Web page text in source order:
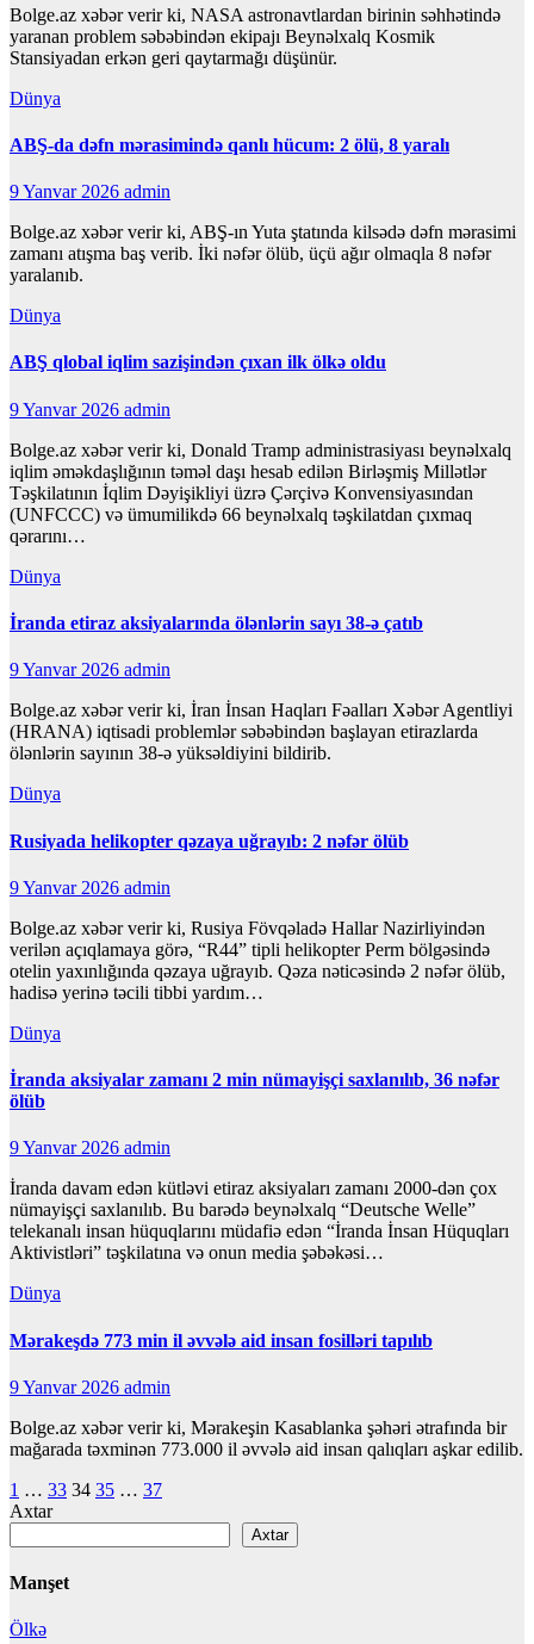
Bolge.az xəbər verir ki, NASA astronavtlardan birinin səhhətində
yaranan problem səbəbindən ekipajı Beynəlxalq Kosmik
Stansiyadan erkən geri qaytarmağı düşünür.
Dünya
ABŞ-da dəfn mərasimində qanlı hücum: 2 ölü, 8 yaralı
9 Yanvar 2026 admin
Bolge.az xəbər verir ki, ABŞ-ın Yuta ştatında kilsədə dəfn mərasimi
zamanı atışma baş verib. İki nəfər ölüb, üçü ağır olmaqla 8 nəfər
yaralanıb.
Dünya
ABŞ qlobal iqlim sazişindən çıxan ilk ölkə oldu
9 Yanvar 2026 admin
Bolge.az xəbər verir ki, Donald Tramp administrasiyası beynəlxalq
iqlim əməkdaşlığının təməl daşı hesab edilən Birləşmiş Millətlər
Təşkilatının İqlim Dəyişikliyi üzrə Çərçivə Konvensiyasından
(UNFCCC) və ümumilikdə 66 beynəlxalq təşkilatdan çıxmaq
qərarını…
Dünya
İranda etiraz aksiyalarında ölənlərin sayı 38-ə çatıb
9 Yanvar 2026 admin
Bolge.az xəbər verir ki, İran İnsan Haqları Fəalları Xəbər Agentliyi
(HRANA) iqtisadi problemlər səbəbindən başlayan etirazlarda
ölənlərin sayının 38-ə yüksəldiyini bildirib.
Dünya
Rusiyada helikopter qəzaya uğrayıb: 2 nəfər ölüb
9 Yanvar 2026 admin
Bolge.az xəbər verir ki, Rusiya Fövqəladə Hallar Nazirliyindən
verilən açıqlamaya görə, “R44” tipli helikopter Perm bölgəsində
otelin yaxınlığında qəzaya uğrayıb. Qəza nəticəsində 2 nəfər ölüb,
hadisə yerinə təcili tibbi yardım…
Dünya
İranda aksiyalar zamanı 2 min nümayişçi saxlanılıb, 36 nəfər
ölüb
9 Yanvar 2026 admin
İranda davam edən kütləvi etiraz aksiyaları zamanı 2000-dən çox
nümayişçi saxlanılıb. Bu barədə beynəlxalq “Deutsche Welle”
telekanalı insan hüquqlarını müdafiə edən “İranda İnsan Hüquqları
Aktivistləri” təşkilatına və onun media şəbəkəsi…
Dünya
Mərakeşdə 773 min il əvvələ aid insan fosilləri tapılıb
9 Yanvar 2026 admin
Bolge.az xəbər verir ki, Mərakeşin Kasablanka şəhəri ətrafında bir
mağarada təxminən 773.000 il əvvələ aid insan qalıqları aşkar edilib.
Posts
pagination
1 … 33 34 35 … 37
Axtar
Axtar
Manşet
Ölkə